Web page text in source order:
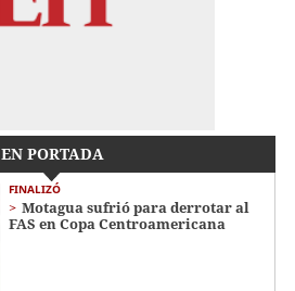
EN PORTADA
FINALIZÓ
Motagua sufrió para derrotar al
FAS en Copa Centroamericana